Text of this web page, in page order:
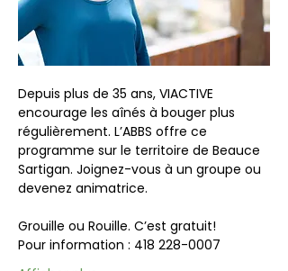
Depuis plus de 35 ans, VIACTIVE
encourage les aînés à bouger plus
régulièrement. L’ABBS offre ce
programme sur le territoire de Beauce
Sartigan. Joignez-vous à un groupe ou
devenez animatrice.
Grouille ou Rouille. C’est gratuit!
Pour information : 418 228-0007